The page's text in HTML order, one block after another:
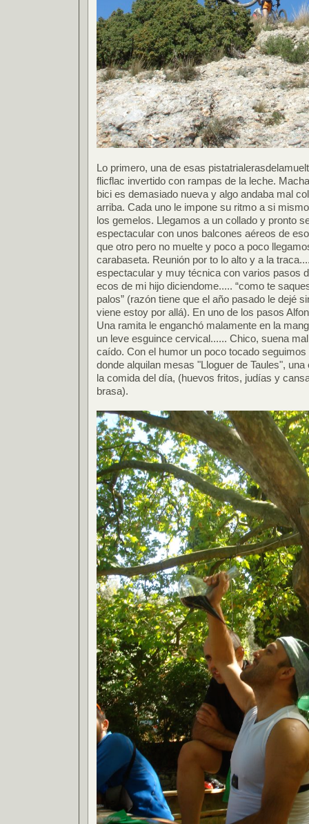
Lo primero, una de esas
flicflac invertido con rampas de la leche.
bici es demasiado nueva y algo andaba mal
arriba. Cada uno le impone su ritmo a si
los gemelos. Llegamos a un collado y pronto
espectacular con unos balcones aéreos de
que otro pero no muelte y poco a poco
carabaseta. Reunión por to lo alto y a la
espectacular y muy técnica con varios pasos
ecos de mi hijo diciendome..... “como te
palos” (razón tiene que el año pasado le dejé
viene estoy por allá). En uno de los pasos
Una ramita le enganchó malamente en la
un leve esguince cervical...... Chico, suena
caído. Con el humor un poco tocado
donde alquilan mesas "Lloguer de Taules",
la comida del día, (huevos fritos, judías y
brasa).